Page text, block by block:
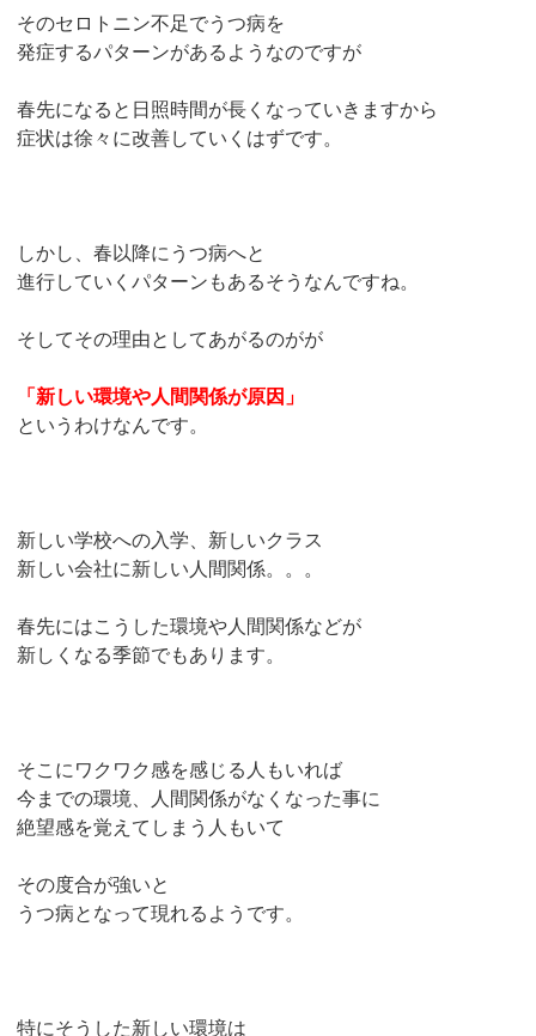
そのセロトニン不足でうつ病を
発症するパターンがあるようなのですが
春先になると日照時間が長くなっていきますから
症状は徐々に改善していくはずです。
しかし、春以降にうつ病へと
進行していくパターンもあるそうなんですね。
そしてその理由としてあがるのがが
「新しい環境や人間関係が原因」
というわけなんです。
新しい学校への入学、新しいクラス
新しい会社に新しい人間関係。。。
春先にはこうした環境や人間関係などが
新しくなる季節でもあります。
そこにワクワク感を感じる人もいれば
今までの環境、人間関係がなくなった事に
絶望感を覚えてしまう人もいて
その度合が強いと
うつ病となって現れるようです。
特にそうした新しい環境は